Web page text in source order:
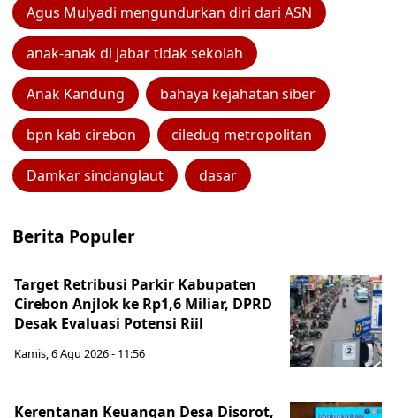
Agus Mulyadi mengundurkan diri dari ASN
anak-anak di jabar tidak sekolah
Anak Kandung bahaya kejahatan siber
bpn kab cirebon ciledug metropolitan
Damkar sindanglaut dasar
Berita Populer
Target Retribusi Parkir Kabupaten
Cirebon Anjlok ke Rp1,6 Miliar, DPRD
Desak Evaluasi Potensi Riil
Kamis, 6 Agu 2026 - 11:56
Kerentanan Keuangan Desa Disorot,